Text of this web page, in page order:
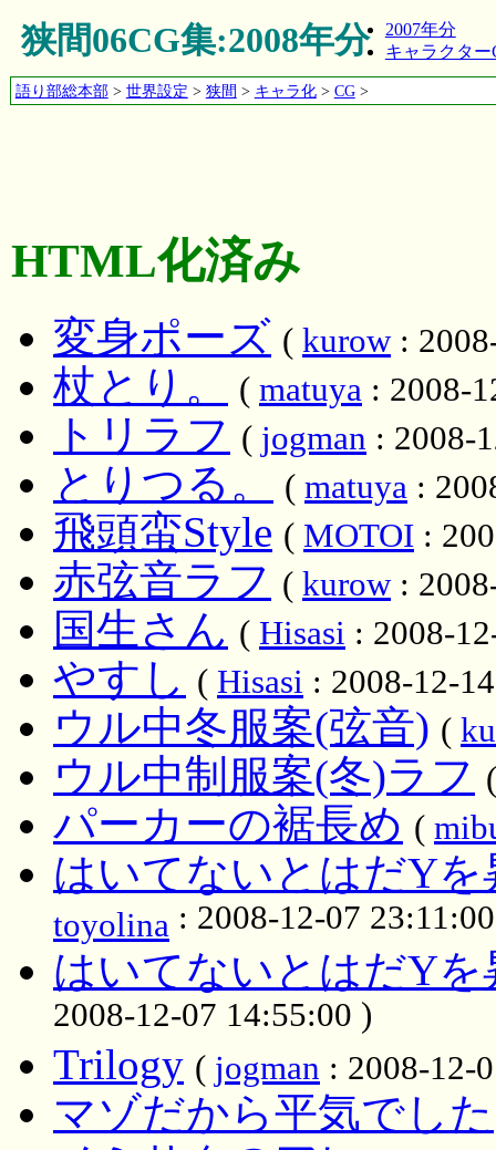
狭間06CG集:2008年分
2007年分
キャラクター
語り部総本部> 世界設定 > 狭間 > キャラ化> CG>
HTML化済み
変身ポーズ ( kurow:
杖とり。 ( matuya : 2008-
トリラフ ( jogman : 2008-
とりつる。 ( matuya :
飛頭蛮Style ( MOTOI :
赤弦音ラフ ( kurow:
国生さん ( Hisasi : 2008-
やすし ( Hisasi : 2008-12-
ウル中冬服案(弦音) (
ウル中制服案(冬)ラフ
パーカーの裾長め (
はいてないとはだY
toyolina : 2008-12-07
はいてないとはだY
2008-12-07 14:55:00 )
Trilogy ( jogman : 2008-12-
マゾだから平気でした